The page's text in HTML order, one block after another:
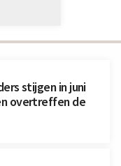
stijgen in juni
overtreffen de